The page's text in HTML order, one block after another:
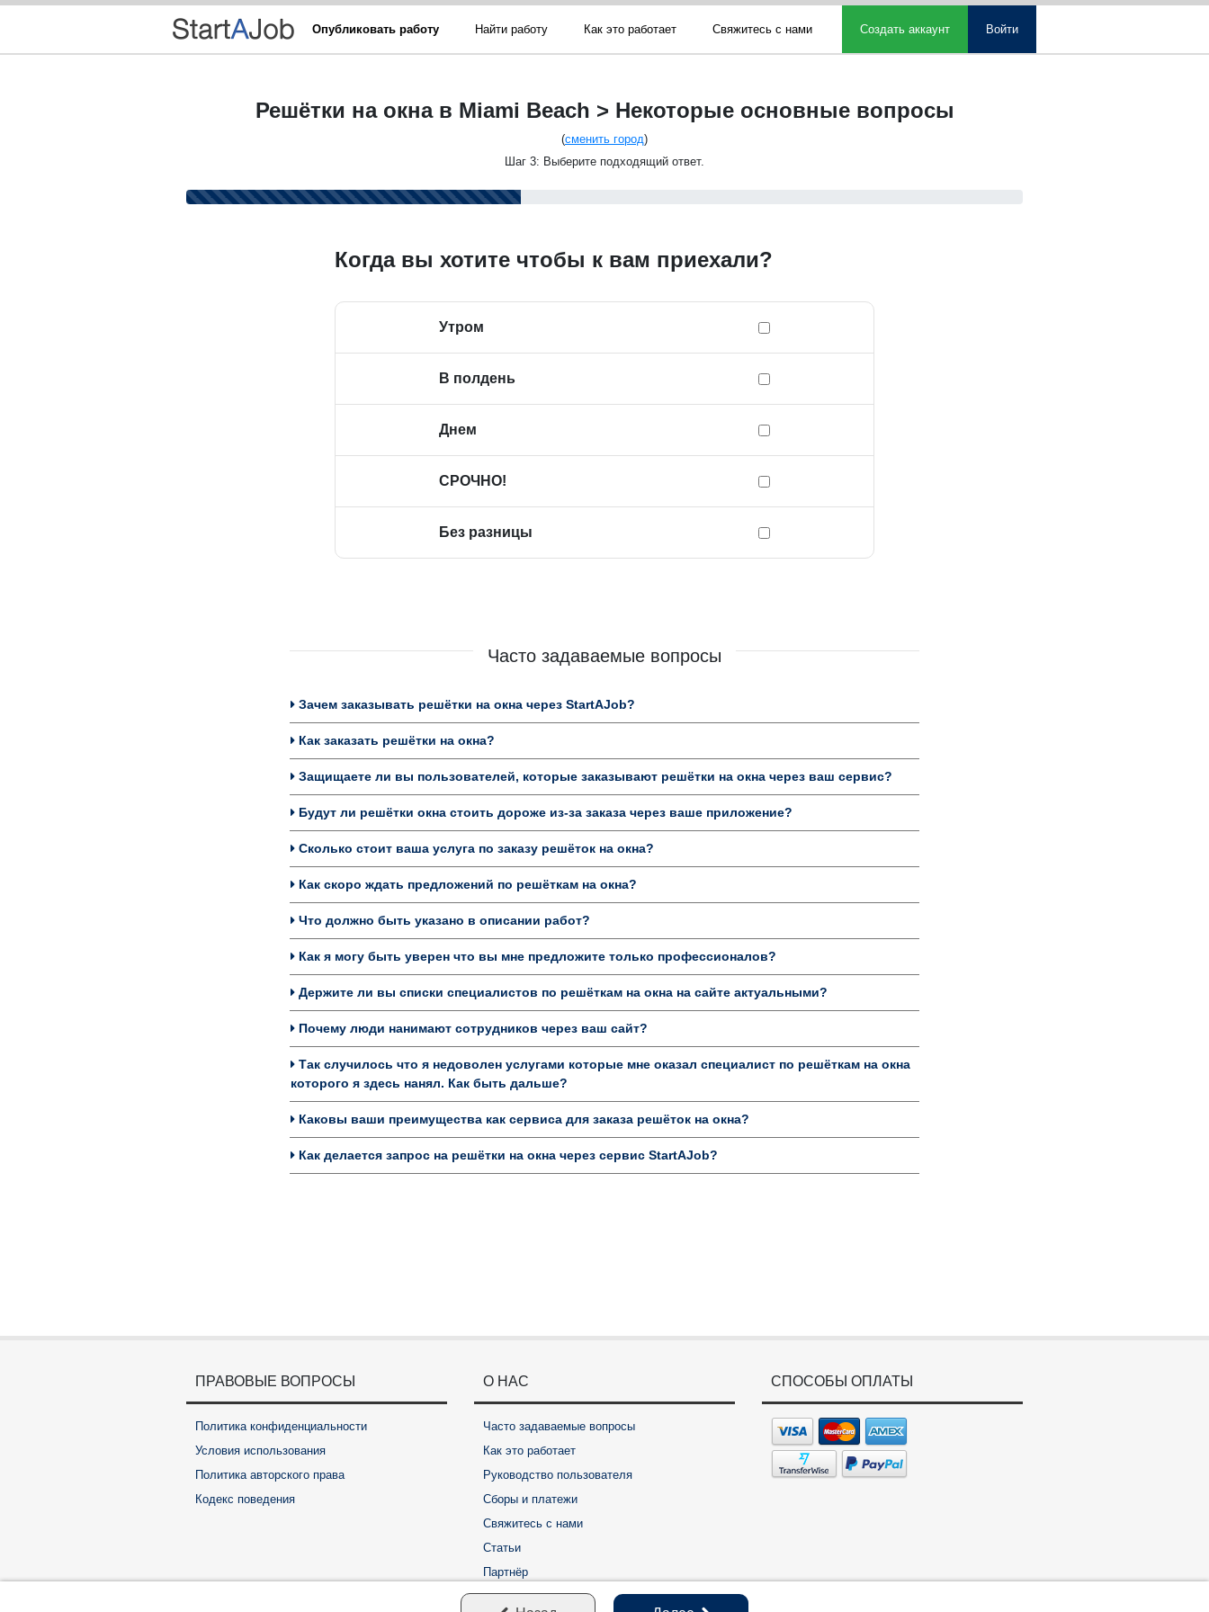
Опубликовать работу Найти работу Как это работает Свяжитесь с нами Создать аккаунт Войти
Решётки на окна в Miami Beach > Некоторые основные вопросы
(сменить город)
Шаг 3: Выберите подходящий ответ.
Когда вы хотите чтобы к вам приехали?
Утром
В полдень
Днем
СРОЧНО!
Без разницы
Часто задаваемые вопросы
Зачем заказывать решётки на окна через StartAJob?
Как заказать решётки на окна?
Защищаете ли вы пользователей, которые заказывают решётки на окна через ваш сервис?
Будут ли решётки окна стоить дороже из-за заказа через ваше приложение?
Сколько стоит ваша услуга по заказу решёток на окна?
Как скоро ждать предложений по решёткам на окна?
Что должно быть указано в описании работ?
Как я могу быть уверен что вы мне предложите только профессионалов?
Держите ли вы списки специалистов по решёткам на окна на сайте актуальными?
Почему люди нанимают сотрудников через ваш сайт?
Так случилось что я недоволен услугами которые мне оказал специалист по решёткам на окна
которого я здесь нанял. Как быть дальше?
Каковы ваши преимущества как сервиса для заказа решёток на окна?
Как делается запрос на решётки на окна через сервис StartAJob?
ПРАВОВЫЕ ВОПРОСЫ
Политика конфиденциальности
Условия использования
Политика авторского права
Кодекс поведения
О НАС
Часто задаваемые вопросы
Как это работает
Руководство пользователя
Сборы и платежи
Свяжитесь с нами
Статьи
Партнёр
СПОСОБЫ ОПЛАТЫ